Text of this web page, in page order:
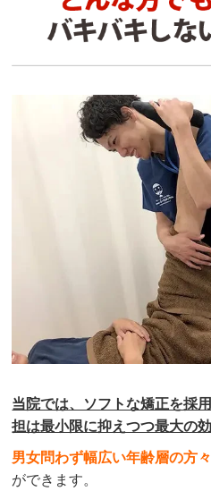
当院では、ソフトな矯正を採
担は最小限に抑えつつ最大の
男女問わず幅広い年齢層の方
ができます。